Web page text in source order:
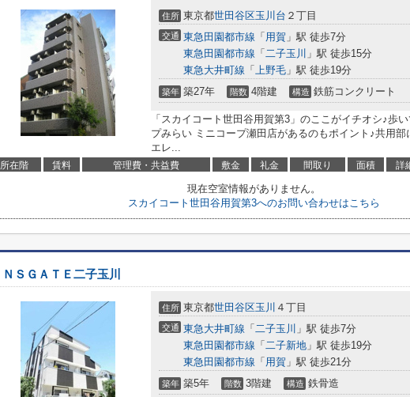
住所 東京都世田谷区玉川台 ２丁目
交通 東急田園都市線 「 用賀 」駅 徒歩7分
東急田園都市線 「 二子玉川 」駅 徒歩15分
東急大井町線 「 上野毛 」駅 徒歩19分
築年 築27年 階数 4階建 構造 鉄筋コンクリート
「スカイコート世田谷用賀第3」のここがイチオシ♪歩
プみらい ミニコープ瀬田店があるのもポイント♪共用部
エレ...
所在階 賃料 管理費・共益費 敷金 礼金 間取り 面積 詳
現在空室情報がありません。
スカイコート世田谷用賀第3へのお問い合わせはこちら
ＮＳＧＡＴＥ二子玉川
住所 東京都世田谷区玉川 ４丁目
交通 東急大井町線 「 二子玉川 」駅 徒歩7分
東急田園都市線 「 二子新地 」駅 徒歩19分
東急田園都市線 「 用賀 」駅 徒歩21分
築年 築5年 階数 3階建 構造 鉄骨造